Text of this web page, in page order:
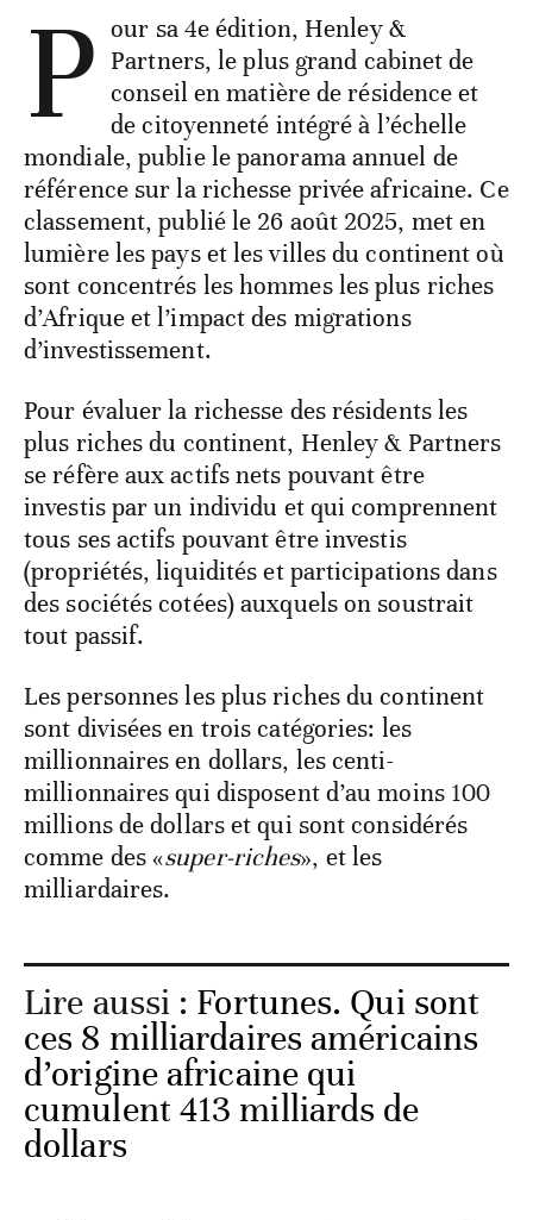
P our sa 4e édition, Henley &
Partners, le plus grand cabinet de
conseil en matière de résidence et
de citoyenneté intégré à l’échelle
mondiale, publie le panorama annuel de
référence sur la richesse privée africaine. Ce
classement, publié le 26 août 2025, met en
lumière les pays et les villes du continent où
sont concentrés les hommes les plus riches
d’Afrique et l’impact des migrations
d’investissement.
Pour évaluer la richesse des résidents les
plus riches du continent, Henley & Partners
se réfère aux actifs nets pouvant être
investis par un individu et qui comprennent
tous ses actifs pouvant être investis
(propriétés, liquidités et participations dans
des sociétés cotées) auxquels on soustrait
tout passif.
Les personnes les plus riches du continent
sont divisées en trois catégories: les
millionnaires en dollars, les centi-
millionnaires qui disposent d’au moins 100
millions de dollars et qui sont considérés
comme des «super-riches», et les
milliardaires.
Lire aussi : Fortunes. Qui sont
ces 8 milliardaires américains
d’origine africaine qui
cumulent 413 milliards de
dollars